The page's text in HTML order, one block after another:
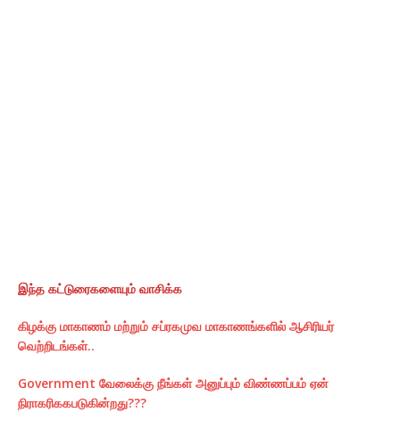
இந்த கட்டுரைகளையும் வாசிக்க
கிழக்கு மாகாணம் மற்றும் சப்ரகமுவ மாகாணங்களில் ஆசிரியர்
வெற்றிடங்கள்..
Government வேலைக்கு நீங்கள் அனுப்பும் விண்ணப்பம் ஏன்
நிராகரிககபடுகின்றது???